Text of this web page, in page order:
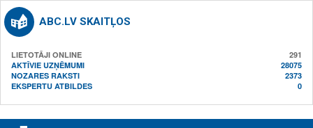
ABC.LV SKAITĻOS
LIETOTĀJI ONLINE
291
AKTĪVIE UZŅĒMUMI
28075
NOZARES RAKSTI
2373
EKSPERTU ATBILDES
0